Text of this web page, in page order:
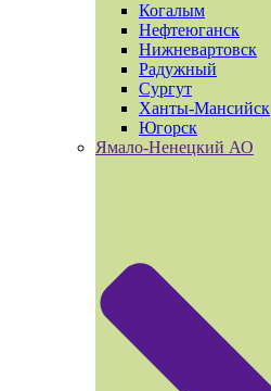
Когалым
Нефтеюганск
Нижневартовск
Радужный
Сургут
Ханты-Мансийск
Югорск
Ямало-Ненецкий АО